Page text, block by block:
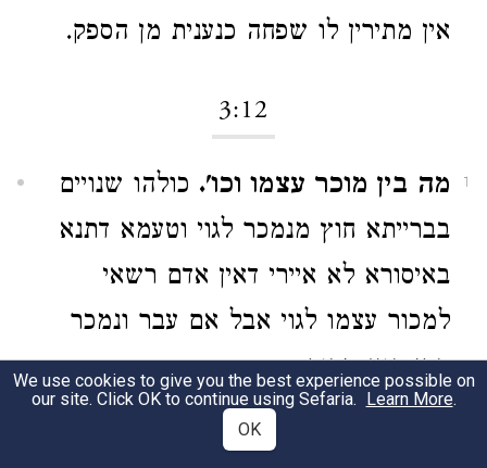
אין מתירין לו שפחה כנענית מן הספק.
3:12
1 מה בין מוכר עצמו וכו'. כולהו שנויים
בברייתא חוץ מנמכר לגוי וטעמא דתנא
באיסורא לא איירי דאין אדם רשאי
למכור עצמו לגוי אבל אם עבר ונמכר
הרי הוא מכור.
מוכר[עצמו] אין מעניקין לו.
We use cookies to give you the best experience possible on
our site. Click OK to continue using Sefaria. Learn More.
OK